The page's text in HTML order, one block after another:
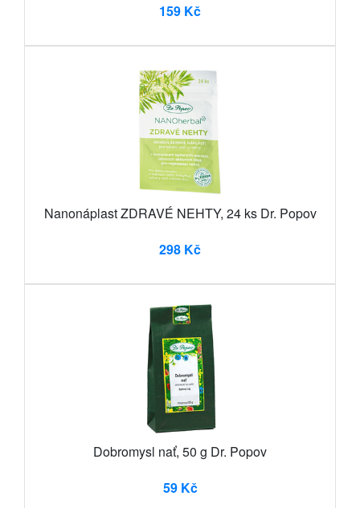
159 Kč
Nanonáplast ZDRAVÉ NEHTY, 24 ks Dr. Popov
298 Kč
Dobromysl nať, 50 g Dr. Popov
59 Kč